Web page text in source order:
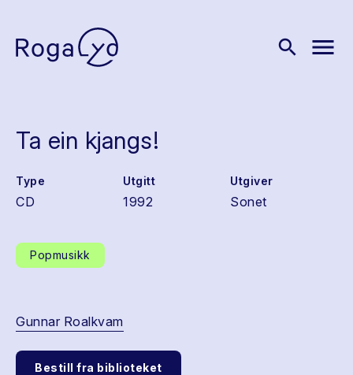
search menu
Ta ein kjangs!
Type
CD
Utgitt
1992
Utgiver
Sonet
Popmusikk
Gunnar Roalkvam
Bestill fra biblioteket